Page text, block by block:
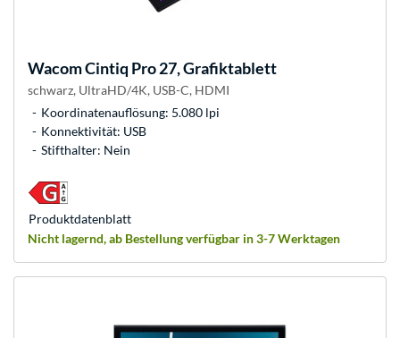
WacomCintiq Pro 27, Grafiktablett
schwarz, UltraHD/4K, USB-C, HDMI
Koordinatenauflösung: 5.080 lpi
Konnektivität: USB
Stifthalter: Nein
Nicht lagernd, ab Bestellung verfügbar in 3-7 Werktagen
Produkt­datenblatt